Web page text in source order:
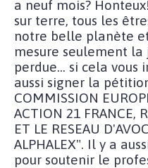
a neuf mois?
sur terre, tous les
notre belle planète
mesure seulement la
perdue... si cela vous
aussi signer la
COMMISSION
ACTION 21 FRANCE,
ET LE RESEAU
ALPHALEX". Il y a
pour soutenir le